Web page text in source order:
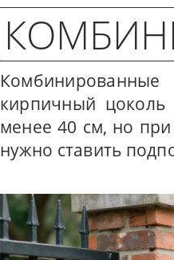
кирпичный
менее 40 см, но
нужно ставить